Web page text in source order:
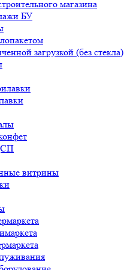
магазина
БУ
загрузкой (без стекла)
витрины